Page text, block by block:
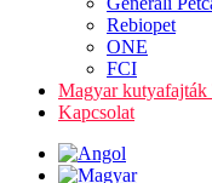
Rebiopet
ONE
FCI
Magyar kutyafajták
Kapcsolat